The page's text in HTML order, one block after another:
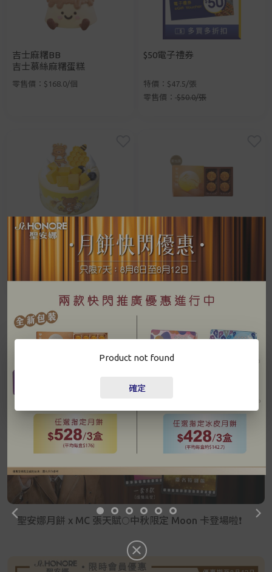
手提電話登入 電郵地址登入
已驗證之手提電話號碼*
忘記密碼？
登入
成為 Cake Easy 會員
吉士麻糬BB
吉士慕絲麻糬蛋糕
零售價：$168.0/個
$50電子禮券
特價：$47.5/張
零售價： $50.0/張
輕鬆小熊芒果蜂蜜蛋糕
零售價：$158.0/個
金沙流心奶黃月餅(4個裝)券
特價：$129.0/張
零售價：
$228.0/張
最新資訊
聖安娜月餅 x MC 張天賦🌕中秋限定 Moon 卡登場啦❗
Product not found
確定